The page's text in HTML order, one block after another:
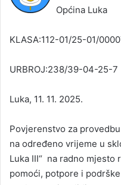
Općina Luka
KLASA:112-01/25-01/
URBROJ:238/39-04-25-7
Luka, 11. 11. 2025.
Povjerenstvo za
na određeno vrijeme u
Luka III“ na radno mjesto
pomoći, potpore i